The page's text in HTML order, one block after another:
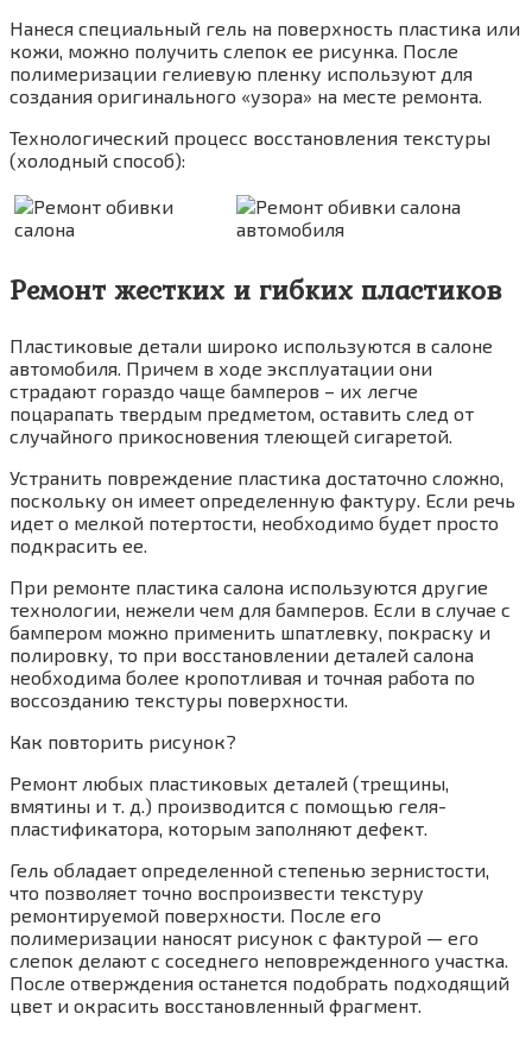
Нанеся специальный гель на поверхность пластика или
кожи, можно получить слепок ее рисунка. После
полимеризации гелиевую пленку используют для
создания оригинального «узора» на месте ремонта.
Технологический процесс восстановления текстуры
(холодный способ):
Ремонт жестких и гибких пластиков
Пластиковые детали широко используются в салоне
автомобиля. Причем в ходе эксплуатации они
страдают гораздо чаще бамперов – их легче
поцарапать твердым предметом, оставить след от
случайного прикосновения тлеющей сигаретой.
Устранить повреждение пластика достаточно сложно,
поскольку он имеет определенную фактуру. Если речь
идет о мелкой потертости, необходимо будет просто
подкрасить ее.
При ремонте пластика салона используются другие
технологии, нежели чем для бамперов. Если в случае с
бампером можно применить шпатлевку, покраску и
полировку, то при восстановлении деталей салона
необходима более кропотливая и точная работа по
воссозданию текстуры поверхности.
Как повторить рисунок?
Ремонт любых пластиковых деталей (трещины,
вмятины и т. д.) производится с помощью геля-
пластификатора, которым заполняют дефект.
Гель обладает определенной степенью зернистости,
что позволяет точно воспроизвести текстуру
ремонтируемой поверхности. После его
полимеризации наносят рисунок с фактурой — его
слепок делают с соседнего неповрежденного участка.
После отверждения останется подобрать подходящий
цвет и окрасить восстановленный фрагмент.